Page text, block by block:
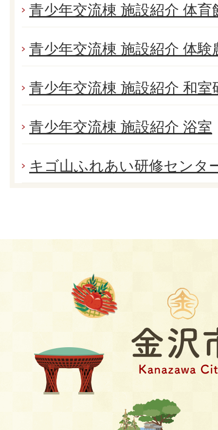
青少年交流棟 施設紹介 体育
青少年交流棟 施設紹介 体験
青少年交流棟 施設紹介 和室
青少年交流棟 施設紹介 浴室
キゴ山ふれあい研修センタ